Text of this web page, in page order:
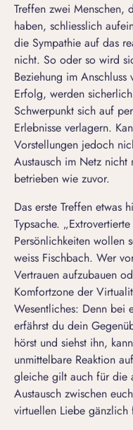
Treffen zwei Menschen,
haben, schliesslich
die Sympathie auf das
nicht. So oder so wird
Beziehung im
Erfolg, werden
Schwerpunkt sich auf
Erlebnisse verlagern.
Vorstellungen jedoch
Austausch im Netz nicht
betrieben wie zuvor.
Das erste Treffen etwas
Typsache.
Persönlichkeiten wollen
weiss Fischbach. Wer
Vertrauen aufzubauen
Komfortzone der
Wesentliches: Denn bei
erfährst du dein
hörst und siehst ihn,
unmittelbare Reaktion
gleiche gilt auch für die
Austausch zwischen
virtuellen Liebe gänzlich